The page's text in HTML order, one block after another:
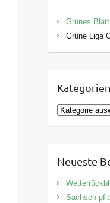
Grünes
Grüne Liga
Kategorien
K
a
g
o
r
Neueste
Sachsen